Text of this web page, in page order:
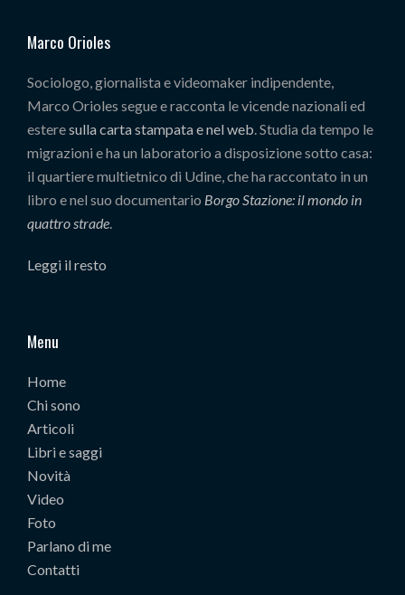
Marco Orioles
Sociologo, giornalista e videomaker indipendente,
Marco Orioles segue e racconta le vicende nazionali ed
esteresulla carta stampata e nel web . Studia da tempo le
migrazioni e ha un laboratorio a disposizione sotto casa:
il quartiere multietnico di Udine, che ha raccontato in un
libro e nel suo documentario Borgo Stazione: il mondo in
quattro strade
Leggi il resto
Menu
Home
Chi sono
Articoli
Libri e saggi
Novità
Video
Foto
Parlano di me
Contatti